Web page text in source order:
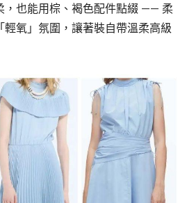
，也能用棕、褐色配件點綴 —— 柔
氧」氛圍，讓著裝自帶溫柔高級